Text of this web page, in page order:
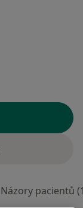
Názory pacientů